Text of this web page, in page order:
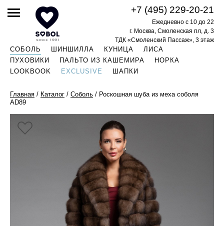
СОБОЛЬ ШИНШИЛЛА КУНИЦА
ЛИСА
ПУХОВИКИ
ПАЛЬТО ИЗ КАШЕМИРА
НОРКА
LOOKBOOK
EXCLUSIVE ШАПКИ
+7 (495) 229-20-21
Ежедневно с 10 до 22
г. Москва, Смоленская пл, д. 3
ТДК «Смоленский Пассаж», 3 этаж
Главная / Каталог / Соболь / Роскошная шуба из меха соболя
AD89